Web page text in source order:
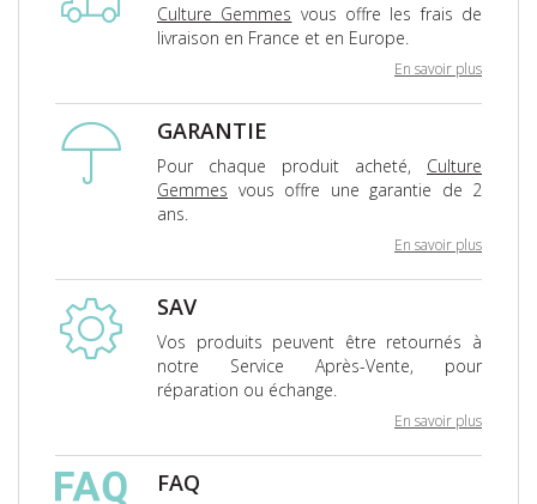
Culture Gemmes vous offre les frais de
livraison en France et en Europe.
En savoir plus
GARANTIE
Pour chaque produit acheté, Culture
Gemmes vous offre une garantie de 2
ans.
En savoir plus
SAV
Vos produits peuvent être retournés à
notre Service Après-Vente, pour
réparation ou échange.
En savoir plus
FAQ